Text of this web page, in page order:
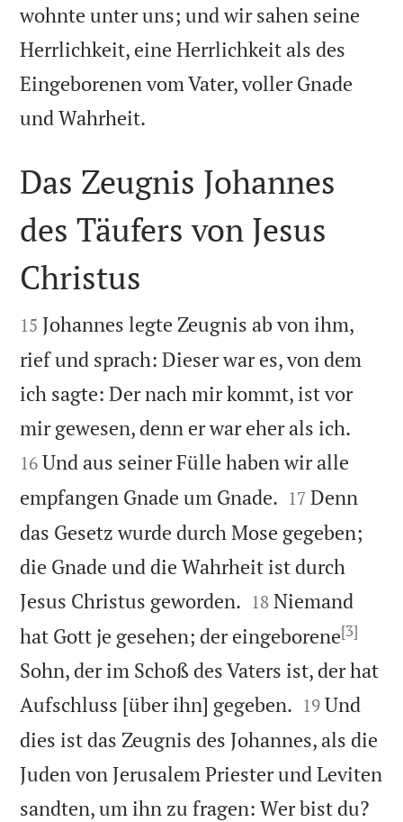
wohnte unter uns; und wir sahen seine
Herrlichkeit, eine Herrlichkeit als des
Eingeborenen vom Vater, voller Gnade
und Wahrheit.

Das Zeugnis Johannes
des Täufers von Jesus
Christus

15 Johannes legte Zeugnis ab von ihm,
rief und sprach: Dieser war es, von dem
ich sagte: Der nach mir kommt, ist vor
mir gewesen, denn er war eher als ich.
16 Und aus seiner Fülle haben wir alle
empfangen Gnade um Gnade. 

17 Denn
das Gesetz wurde durch Mose gegeben;
die Gnade und die Wahrheit ist durch
Jesus Christus geworden. 

18 Niemand
hat Gott je gesehen; der eingeborene[3]
Sohn, der im Schoß des Vaters ist, der hat
Aufschluss [über ihn] gegeben. 

19 Und
dies ist das Zeugnis des Johannes, als die
Juden von Jerusalem Priester und Leviten
sandten, um ihn zu fragen: Wer bist du?